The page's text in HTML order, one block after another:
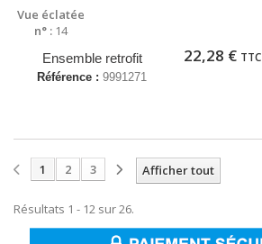
Vue éclatée
n° :14
Ensemble retrofit
Référence : 9991271
22,28 € TTC
Afficher tout
1 2 3
Résultats 1 - 12 sur 26.